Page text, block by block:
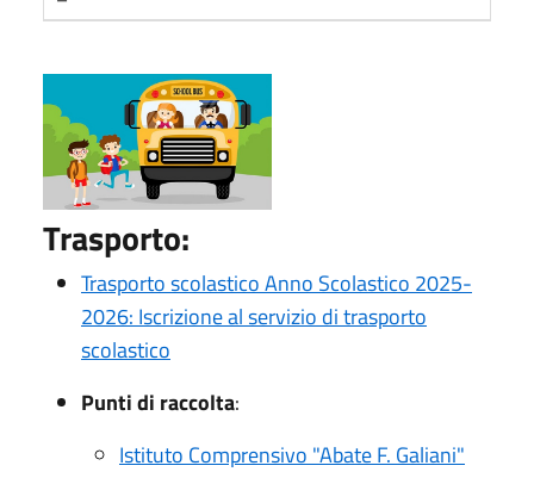
Trasporto:
Trasporto scolastico Anno Scolastico 2025-
2026: Iscrizione al servizio di trasporto
scolastico
Punti di raccolta:
Istituto Comprensivo "Abate F. Galiani"